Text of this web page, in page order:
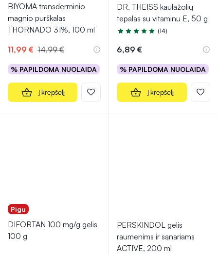
BIYOMA transderminio
magnio purškalas
THORNADO 31%, 100 ml
11,99 € 14,99 €
% PAPILDOMA NUOLAIDA
Į krepšelį
DR. THEISS kaulažolių
tepalas su vitaminu E, 50 g
Įvertinimas 4.9 iš 5
(14)
6,89 €
% PAPILDOMA NUOLAIDA
Į krepšelį
Pigu
DIFORTAN 100 mg/g gelis
100 g
PERSKINDOL gelis
raumenims ir sąnariams
ACTIVE, 200 ml